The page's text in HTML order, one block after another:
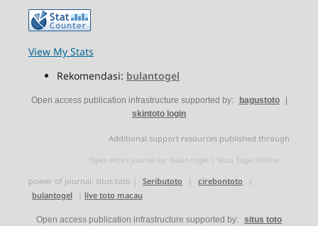
View My Stats
Rekomendasi: bulantogel
Open access publication infrastructure supported by: bagustoto
skintoto login
Additional support resources published through
Open Acces Journal by: bulan togel Situs Togel Online
power of journal: situs toto Seributoto cirebontoto
bulantogel
live toto macau
Open access publication infrastructure supported by: situs toto